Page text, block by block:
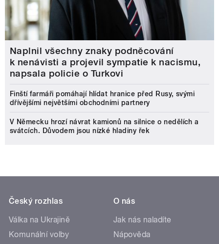
Naplnil všechny znaky podněcování
k nenávisti a projevil sympatie k nacismu,
napsala policie o Turkovi
Finští farmáři pomáhají hlídat hranice před Rusy, svými
dřívějšími největšími obchodními partnery
V Německu hrozí návrat kamionů na silnice o nedělích a
svátcích. Důvodem jsou nízké hladiny řek
Český rozhlas
Válka na Ukrajině
Komunální volby
O nás
Jak nás naladíte
Nápověda